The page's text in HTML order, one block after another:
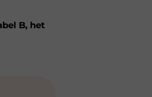
B, het